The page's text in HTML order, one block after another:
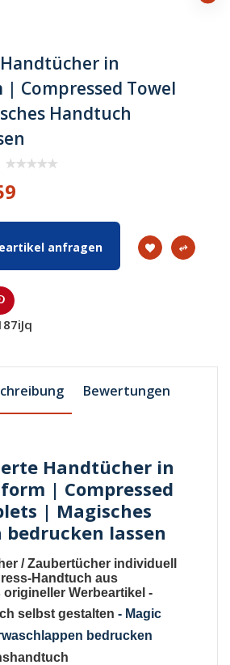
in
Compressed Towel
Handtuch
anfragen
Bewertungen
Handtücher in
| Compressed
| Magisches
lassen
/Zaubertücher individuell
Handtuch aus
origineller Werbeartikel -
selbst gestalten - Magic
bedrucken